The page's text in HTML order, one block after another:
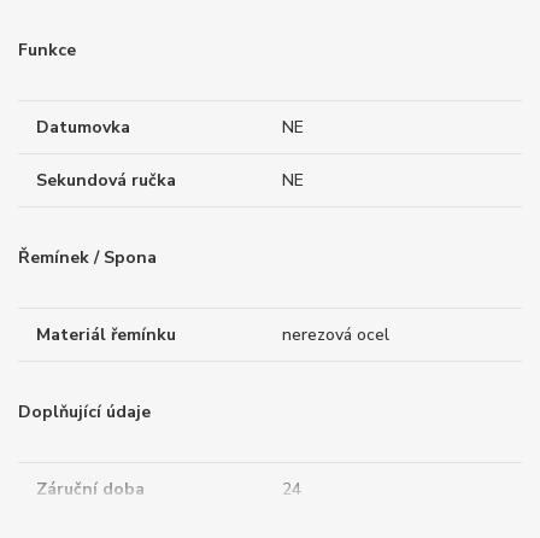
Funkce
Datumovka NE
Sekundová ručka NE
Řemínek / Spona
Materiál řemínku nerezová ocel
Doplňující údaje
Záruční doba
24